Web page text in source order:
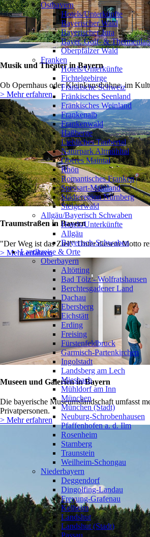
Musik und Theater in Bayern
Ob Opernhaus oder Kleinkunstbühne, im
> Mehr erfahren
Traumstraßen in Bayern
"Der Weg ist das Ziel!" Unter diesem Motto
> Mehr erfahren
Museen und Galerien in Bayern
Die bayerische Museumslandschaft umfasst
Privatpersonen.
> Mehr erfahren
Ostbayern
Hotels/Unterkünfte
Bayerischer Wald
Bayerischer Jura
Bayer. Golf- &
Oberpfälzer Wald
Franken
Hotels/Unterkünfte
Fichtelgebirge
Fränkische Schweiz
Fränkisches Seenland
Fränkisches Weinland
Frankenalb
Frankenwald
Haßberge
Liebliches Taubertal
Naturpark Altmühltal
Oberes Maintal
Rhön
Romantisches Franken
Spessart-Mainland
Städteregion Nürnberg
Steigerwald
Allgäu/Bayerisch Schwaben
Hotels/Unterkünfte
Allgäu
Bayerisch-Schwaben
Landkreise & Orte
Oberbayern
Altötting
Bad Tölz - Wolfratshausen
Berchtesgadener Land
Dachau
Ebersberg
Eichstätt
Erding
Freising
Fürstenfeldbruck
Garmisch-Partenkirchen
Ingolstadt
Landsberg am Lech
Miesbach
Mühldorf am Inn
München
München (Stadt)
Neuburg-Schrobenhausen
Pfaffenhofen a. d. Ilm
Rosenheim
Starnberg
Traunstein
Weilheim-Schongau
Niederbayern
Deggendorf
Dingolfing-Landau
Freyung-Grafenau
Kelheim
Landshut
Landshut (Stadt)
Passau